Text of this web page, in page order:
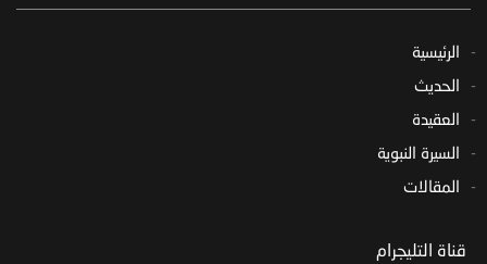
الرئيسية
الحديث
العقيدة
السيرة النبوية
المقالات
‏ قناة التليجرام